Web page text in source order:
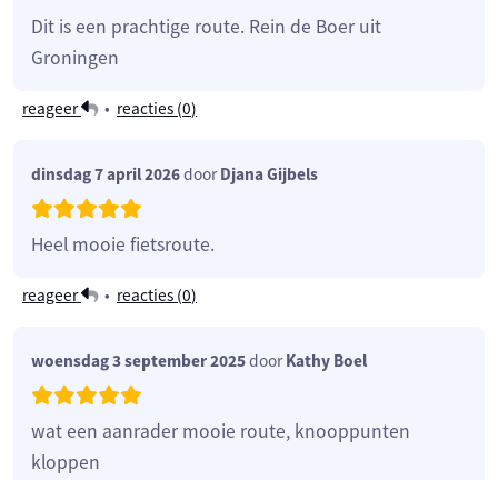
Dit is een prachtige route. Rein de Boer uit
Groningen
reageer • reacties (0)
dinsdag 7 april 2026doorDjana Gijbels
Heel mooie fietsroute.
reageer • reacties (0)
woensdag 3 september 2025doorKathy Boel
wat een aanrader mooie route, knooppunten
kloppen